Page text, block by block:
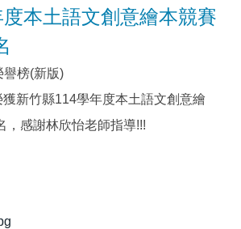
本土語文創意繪本競賽
譽榜(新版)
新竹縣114學年度本土語文創意繪
，感謝林欣怡老師指導!!!